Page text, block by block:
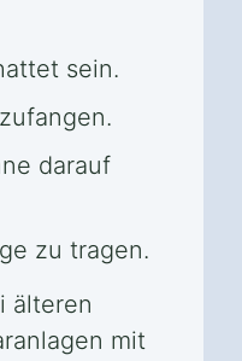
sein.
darauf
zu tragen.
älteren
mit